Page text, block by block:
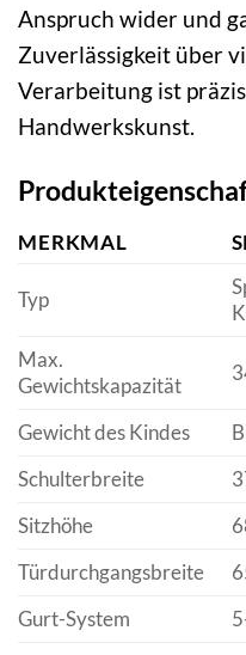
Anspruch wider und
Zuverlässigkeit über
Verarbeitung ist
Handwerkskunst.
MERKMAL
Typ
Max.
Gewichtskapazität
Gewicht des Kindes
Schulterbreite
Sitzhöhe
Türdurchgangsbreite
Gurt-System